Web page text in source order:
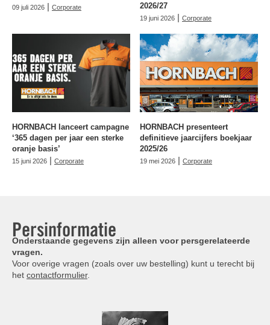
09 juli 2026 | Corporate
2026/27
19 juni 2026 | Corporate
HORNBACH lanceert campagne
‘365 dagen per jaar een sterke
oranje basis’
15 juni 2026 | Corporate
HORNBACH presenteert
definitieve jaarcijfers boekjaar
2025/26
19 mei 2026 | Corporate
Persinformatie
Onderstaande gegevens zijn alleen voor persgerelateerde
vragen.
Voor overige vragen (zoals over uw bestelling) kunt u terecht bij
het contactformulier.